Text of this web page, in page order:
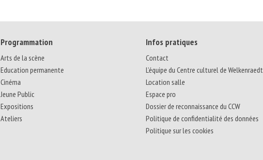
Programmation
Arts de la scène
Education permanente
Cinéma
Jeune Public
Expositions
Ateliers
Infos pratiques
Contact
L’équipe du Centre culturel de Welkenraedt
Location salle
Espace pro
Dossier de reconnaissance du CCW
Politique de confidentialité des données
Politique sur les cookies